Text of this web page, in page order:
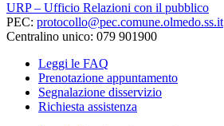
URP – Ufficio Relazioni con il pubblico
PEC: protocollo@pec.comune.olmedo.ss.it
Centralino unico: 079 901900
Leggi le FAQ
Prenotazione appuntamento
Segnalazione disservizio
Richiesta assistenza